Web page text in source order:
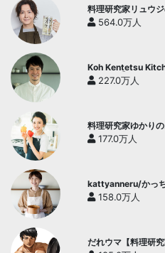
料理研究家リュウ
564.0万人
Koh Kentetsu
ャンネル】
227.0万人
料理研究家ゆかり
Kitchen
177.0万人
kattyanneru/かっ
158.0万人
だれウマ【料理研究